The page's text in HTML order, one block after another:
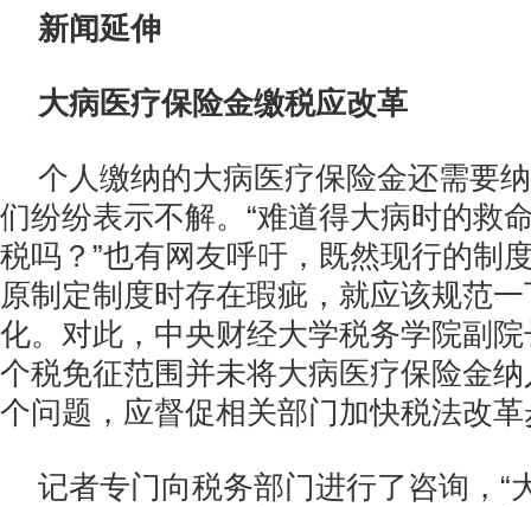
新闻延伸
大病医疗保险金缴税应改革
个人缴纳的大病医疗保险金还需要
们纷纷表示不解。“难道得大病时的救
税吗？”也有网友呼吁，既然现行的制
原制定制度时存在瑕疵，就应该规范
化。对此，中央财经大学税务学院副
个税免征范围并未将大病医疗保险金
个问题，应督促相关部门加快税法改
记者专门向税务部门进行了咨询，“